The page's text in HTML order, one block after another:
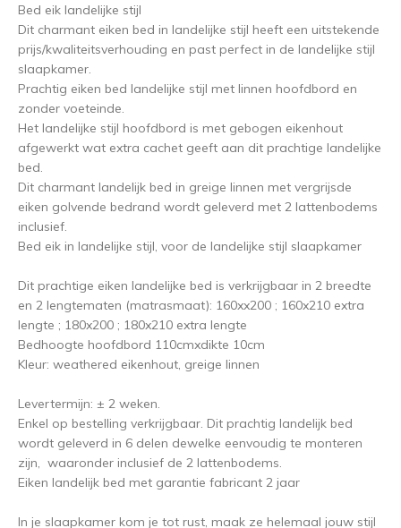
Bed eik landelijke stijl
Dit charmant eiken bed in landelijke stijl heeft een uitstekende
prijs/kwaliteitsverhouding en past perfect in de landelijke stijl
slaapkamer.
Prachtig eiken bed landelijke stijl met linnen hoofdbord en
zonder voeteinde.
Het landelijke stijl hoofdbord is met gebogen eikenhout
afgewerkt wat extra cachet geeft aan dit prachtige landelijke
bed.
Dit charmant landelijk bed in greige linnen met vergrijsde
eiken golvende bedrand wordt geleverd met 2 lattenbodems
inclusief.
Bed eik in landelijke stijl, voor de landelijke stijl slaapkamer
Dit prachtige eiken landelijke bed is verkrijgbaar in 2 breedte
en 2 lengtematen (matrasmaat): 160xx200 ; 160x210 extra
lengte ; 180x200 ; 180x210 extra lengte
Bedhoogte hoofdbord 110cmxdikte 10cm
Kleur: weathered eikenhout, greige linnen
Levertermijn: ± 2 weken.
Enkel op bestelling verkrijgbaar. Dit prachtig landelijk bed
wordt geleverd in 6 delen dewelke eenvoudig te monteren
zijn, waaronder inclusief de 2 lattenbodems.
Eiken landelijk bed met garantie fabricant 2 jaar
In je slaapkamer kom je tot rust, maak ze helemaal jouw stijl